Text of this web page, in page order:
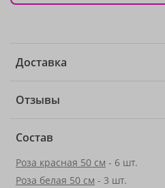
Доставка
Отзывы
Состав
Роза красная 50 см - 6 шт.
Роза белая 50 см - 3 шт.